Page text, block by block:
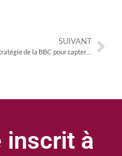
SUIVANT
La stratégie de la BBC pour capter les jeunes téléspectateurs
inscrit à